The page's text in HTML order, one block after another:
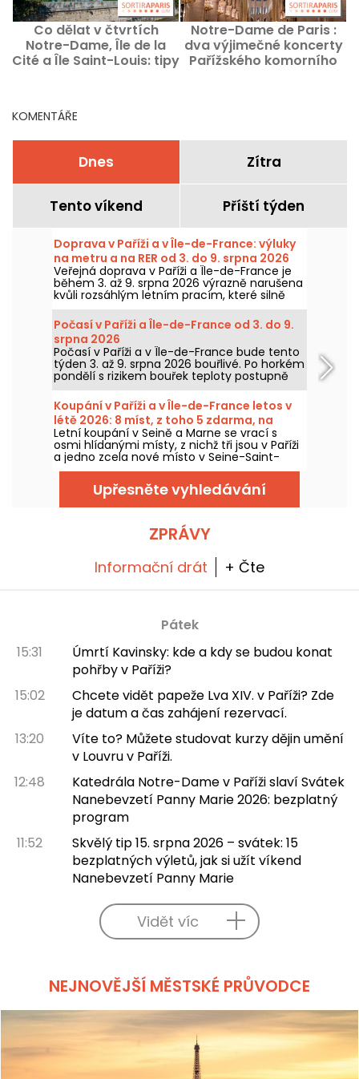
Co dělat v čtvrtích
Notre-Dame, Île de la
Cité a Île Saint-Louis: tipy
Notre-Dame de Paris :
dva výjimečné koncerty
Pařížského komorního
KOMENTÁŘE
Dnes Zítra
Tento víkend Příští týden
Doprava v Paříži a v Île-de-France: výluky
na metru a na RER od 3. do 9. srpna 2026
Veřejná doprava v Paříži a Île-de-France je
během 3. až 9. srpna 2026 výrazně narušena
kvůli rozsáhlým letním pracím, které silně
zasahují některé linky, uvedly RATP a SNCF.
Počasí v Paříži a Île-de-France od 3. do 9.
srpna 2026
Počasí v Paříži a v Île-de-France bude tento
týden 3. až 9. srpna 2026 bouřlivé. Po horkém
pondělí s rizikem bouřek teploty postupně
poklesnou, než se o víkendu vrátí teplejší a
slunečnější počasí.
Koupání v Paříži a v Île-de-France letos v
létě 2026: 8 míst, z toho 5 zdarma, na
Seině a Marně.
Letní koupání v Seině a Marne se vrací s
osmi hlídanými místy, z nichž tři jsou v Paříži
a jedno zcela nové místo v Seine-Saint-
Denis. Pro návštěvníky se otevírají již od 20.
června pro některé a od 4. července pro
další, a to až do konce srpna 2026.
Upřesněte vyhledávání
ZPRÁVY
Informační drát + Čte
Pátek
15:31
Úmrtí Kavinsky: kde a kdy se budou konat
pohřby v Paříži?
15:02
Chcete vidět papeže Lva XIV. v Paříži? Zde
je datum a čas zahájení rezervací.
13:20
Víte to? Můžete studovat kurzy dějin umění
v Louvru v Paříži.
12:48
Katedrála Notre-Dame v Paříži slaví Svátek
Nanebevzetí Panny Marie 2026: bezplatný
program
11:52
Skvělý tip 15. srpna 2026 – svátek: 15
bezplatných výletů, jak si užít víkend
Nanebevzetí Panny Marie
Vidět víc
NEJNOVĚJŠÍ MĚSTSKÉ PRŮVODCE